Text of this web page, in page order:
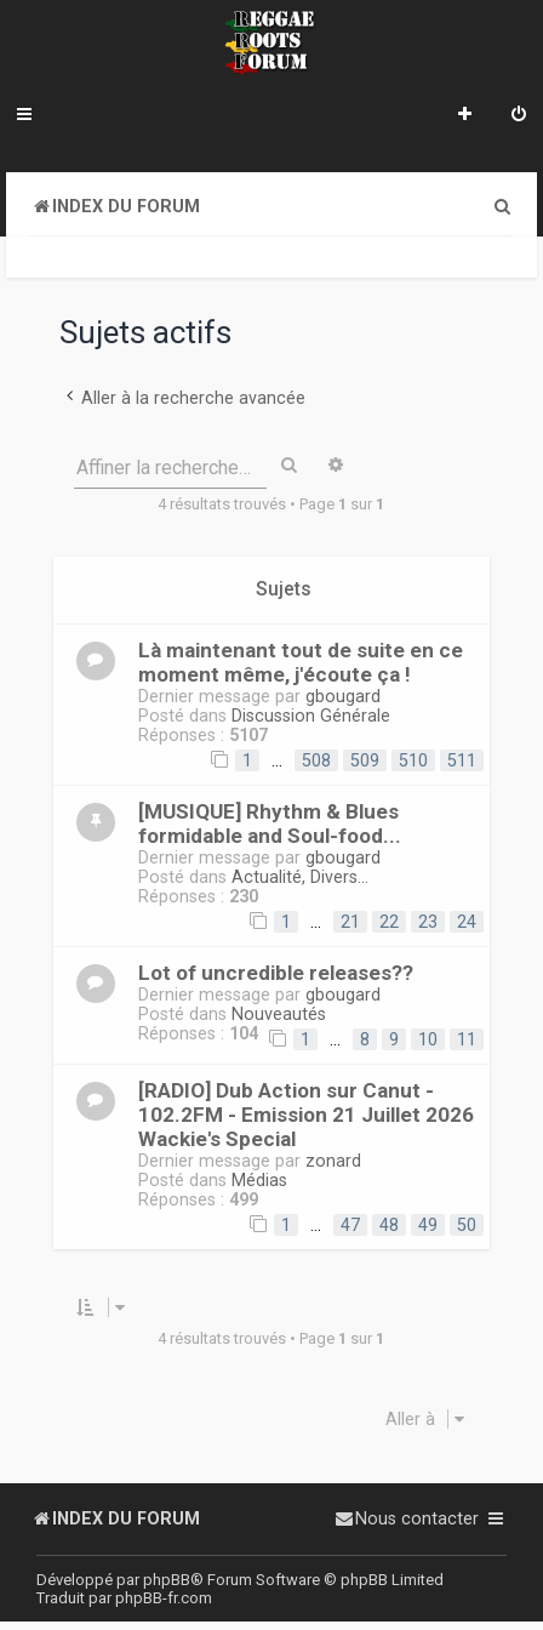
INDEX DU FORUM
Sujets actifs
Aller à la recherche avancée
Affiner la recherche… Rechercher
4 résultats trouvés • Page 1 sur 1
Sujets
Là maintenant tout de suite en ce
moment même, j'écoute ça !
Dernier message par gbougard
Posté dans Discussion Générale
Réponses : 5107
1
508 509 510 511
[MUSIQUE] Rhythm & Blues
formidable and Soul-food...
Dernier message par gbougard
Posté dans Actualité, Divers...
Réponses : 230
1
21 22 23 24
Lot of uncredible releases??
Dernier message par gbougard
Posté dans Nouveautés
Réponses : 104 1 8 9 10 11
[RADIO] Dub Action sur Canut -
102.2FM - Emission 21 Juillet 2026
Wackie's Special
Dernier message par zonard
Posté dans Médias
Réponses : 499
1
47 48 49 50
4 résultats trouvés • Page 1 sur 1
Aller à
INDEX DU FORUM Nous contacter
Développé parphpBB® Forum Software © phpBB Limited
Traduit parphpBB-fr.com